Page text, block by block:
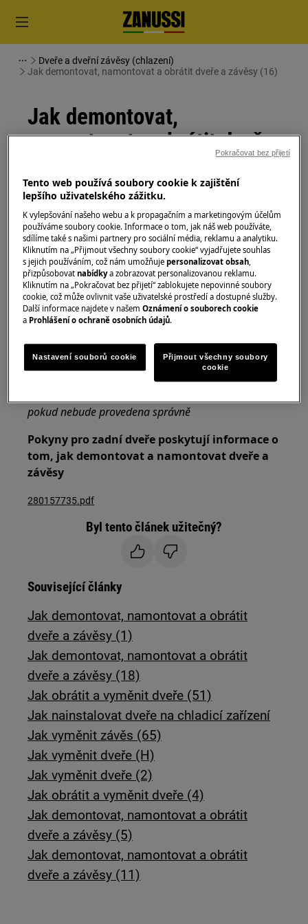
Dveře a dveřní závěsy (chlazení)
Jak demontovat, namontovat a obrátit dveře a závěsy (16)
Jak demontovat,
namontovat a obrátit dveře
Řešení
Před jakoukoli údržbou vypněte spotřebič a
vytáhněte zástrčku zezásuvky.
Při přemisťování spotřebičů buďte vždy opatrní, u
těžkých spotřebičů je nutné jej přemisťovat dvěma
osobami.
obuv.
Vezměte prosím na vědomí, že neopravitelná nebo
pokud nebude provedena správně
Pokyny pro zadní dveře poskytují informace o
tom, jak demontovat a namontovat dveře a
závěsy
280157735.pdf
Byl tento článek užitečný?
Související články
Jak demontovat, namontovat a obrátit
dveře a závěsy (1)
Jak demontovat, namontovat a obrátit
dveře a závěsy (18)
Jak obrátit a vyměnit dveře (51)
Jak nainstalovat dveře na chladicí zařízení
Jak vyměnit závěs (65)
Jak vyměnit dveře (H)
Jak vyměnit dveře (2)
Jak obrátit a vyměnit dveře (4)
Jak demontovat, namontovat a obrátit
dveře a závěsy (5)
Jak demontovat, namontovat a obrátit
dveře a závěsy (11)
Tento web používá soubory cookie k zajištění
lepšího uživatelského zážitku.
K vylepšování našeho webu a k propagačním a marketingovým účelům
používáme soubory cookie. Informace o tom, jak náš web používáte,
sdílíme také s našimi partnery pro sociální média, reklamu a analytiku.
Kliknutím na „Přijmout všechny soubory cookie“ vyjadřujete souhlas
s jejich používáním, což nám umožňujepersonalizovat obsah,
přizpůsobovatnabídkya zobrazovat personalizovanou reklamu.
Kliknutím na „Pokračovat bez přijetí“ zablokujete nepovinné soubory
cookie, což může ovlivnit vaše uživatelské prostředí a dostupné služby.
Další informace najdete v našemOznámení o souborech cookie
a Prohlášení o ochraně osobních údajů.
Nastavení souborů cookie
Přijmout všechny soubory
cookie
Pokračovat bez přijetí